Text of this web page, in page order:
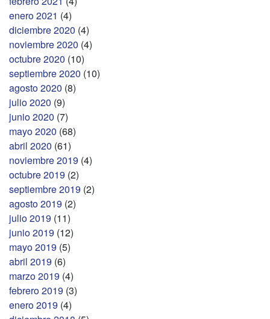
enero 2021 (4)
diciembre 2020 (4)
noviembre 2020 (4)
octubre 2020 (10)
septiembre 2020 (10)
agosto 2020 (8)
julio 2020 (9)
junio 2020 (7)
mayo 2020 (68)
abril 2020 (61)
noviembre 2019 (4)
octubre 2019 (2)
septiembre 2019 (2)
agosto 2019 (2)
julio 2019 (11)
junio 2019 (12)
mayo 2019 (5)
abril 2019 (6)
marzo 2019 (4)
febrero 2019 (3)
enero 2019 (4)